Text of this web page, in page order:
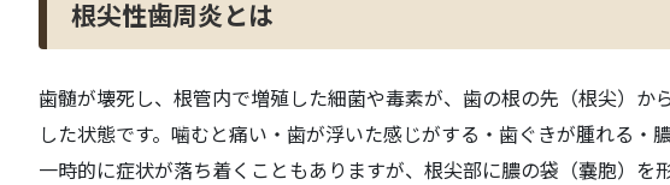
根尖性歯周炎とは
歯髄が壊死し、根管内で増殖した細菌や毒素が、歯の根の先（根尖）か
した状態です。噛むと痛い・歯が浮いた感じがする・歯ぐきが腫れる・
一時的に症状が落ち着くこともありますが、根尖部に膿の袋（嚢胞）を